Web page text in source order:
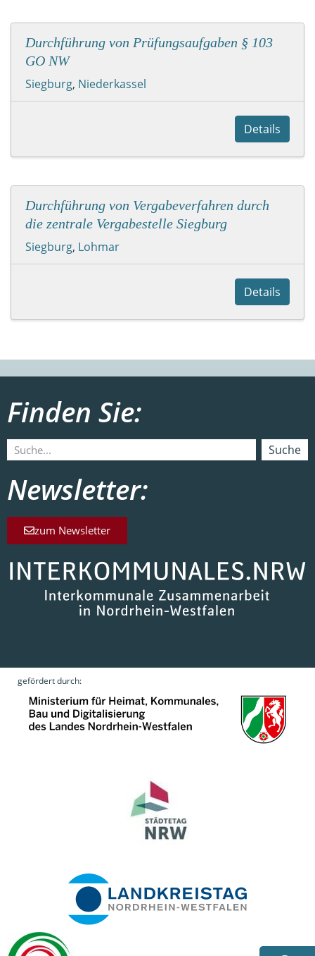
Durchführung von Prüfungsaufgaben § 103
GO NW
Siegburg, Niederkassel
Details
Durchführung von Vergabeverfahren durch
die zentrale Vergabestelle Siegburg
Siegburg, Lohmar
Details
Finden Sie:
Suche
Newsletter:
zum Newsletter
gefördert durch: